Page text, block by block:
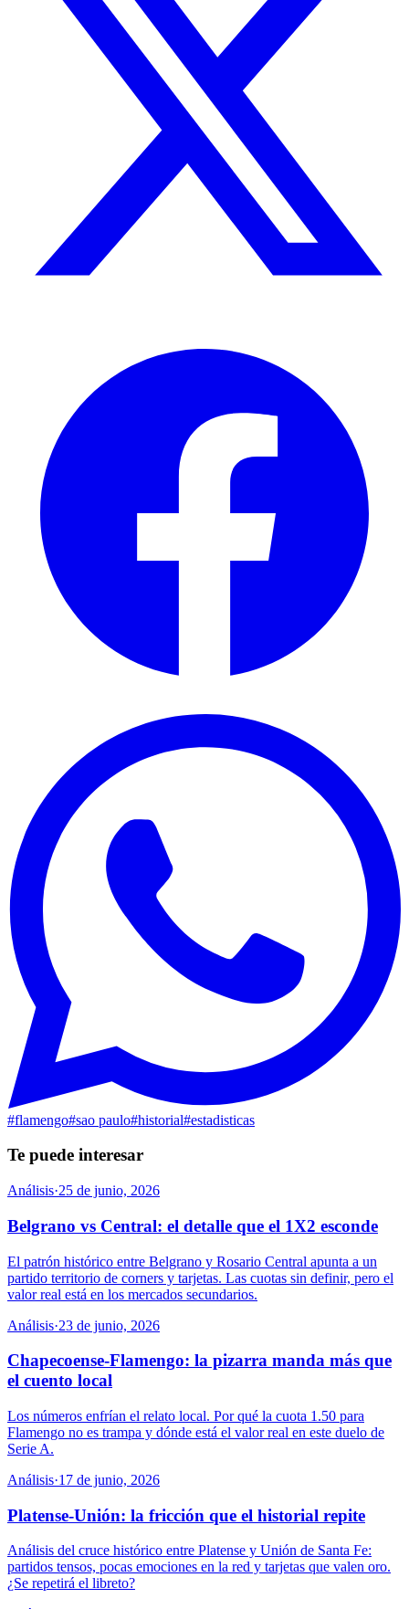
#flamengo#sao paulo#historial#estadisticas
Te puede interesar
Análisis·25 de junio, 2026
Belgrano vs Central: el detalle que el 1X2 esconde
El patrón histórico entre Belgrano y Rosario Central apunta a un
partido territorio de corners y tarjetas. Las cuotas sin definir, pero el
valor real está en los mercados secundarios.
Análisis·23 de junio, 2026
Chapecoense-Flamengo: la pizarra manda más que
el cuento local
Los números enfrían el relato local. Por qué la cuota 1.50 para
Flamengo no es trampa y dónde está el valor real en este duelo de
Serie A.
Análisis·17 de junio, 2026
Platense-Unión: la fricción que el historial repite
Análisis del cruce histórico entre Platense y Unión de Santa Fe:
partidos tensos, pocas emociones en la red y tarjetas que valen oro.
¿Se repetirá el libreto?